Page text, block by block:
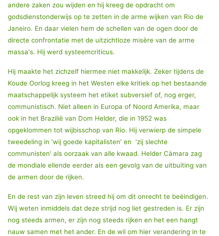
andere zaken zou wijden en hij kreeg de opdracht om
godsdienstonderwijs op te zetten in de arme wijken van Rio de
Janeiro. En daar vielen hem de schellen van de ogen door de
directe confrontatie met de uitzichtloze misère van de arme
massa's. Hij werd systeemcriticus.
Hij maakte het zichzelf hiermee niet makkelijk. Zeker tijdens de
Koude Oorlog kreeg in het Westen elke kritiek op het bestaande
maatschappelijk systeem het etiket subversief of, nog erger,
communistisch. Niet alleen in Europa of Noord Amerika, maar
ook in het Brazilië van Dom Helder, die in 1952 was
opgeklommen tot wijbisschop van Rio. Hij verwierp de simpele
tweedeling in 'wij goede kapitalisten' en 'zij slechte
communisten' als oorzaak van alle kwaad. Helder Càmara zag
de mondiale ellende eerder als een gevolg van de uitbuiting van
de armen door de rijken.
En de rest van zijn leven streed hij om dit onrecht te beëindigen.
Wij weten inmiddels dat deze strijd nog liet gestreden is. Er zijn
nog steeds armen, er zijn nog steeds rijken en het een hangt
nauw samen met het ander. En de wil om hier verandering in te